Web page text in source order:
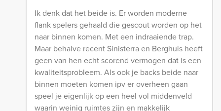
Ik denk dat het beide is. Er worden moderne
flank spelers gehaald die gescout worden op het
naar binnen komen. Met een indraaiende trap.
Maar behalve recent Sinisterra en Berghuis heeft
geen van hen echt scorend vermogen dat is een
kwaliteitsprobleem. Als ook je backs beide naar
binnen moeten komen ipv er overheen gaan
speel je eigenlijk op een heel vol middenveld
waarin weinig ruimtes zijn en makkelijk